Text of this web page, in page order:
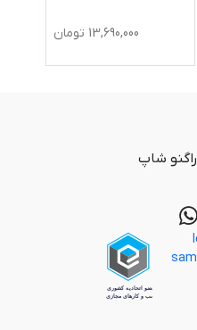
13,690,000 تومان
راگنو شاپ